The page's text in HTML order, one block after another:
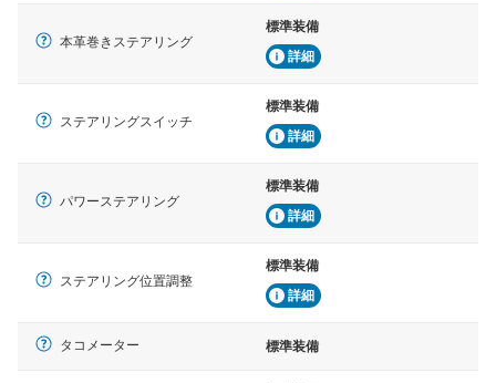
本革巻きステアリング
標準装備
詳細
ステアリングスイッチ
標準装備
詳細
パワーステアリング
標準装備
詳細
ステアリング位置調整
標準装備
詳細
タコメーター 標準装備